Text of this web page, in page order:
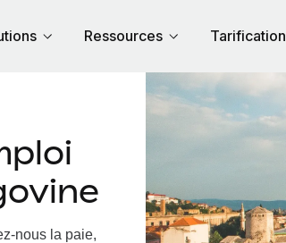
Ressources Tarification
nous la paie,